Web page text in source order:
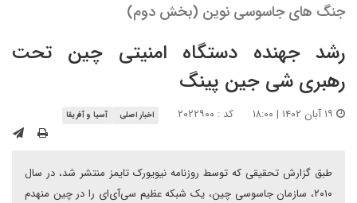
جنگ های جاسوسی نوین (بخش دوم)
رشد جهنده دستگاه امنیتی چین تحت
رهبری شی جین پینگ
کد : ۲۰۲۲۹۰۰ اخبار اصلی آسیا و آفریقا
طبق گزارش تحقیقی که توسط روزنامه نیویورک تایمز منتشر شد، در سال
۲۰۱۰، سازمان جاسوسی چین، یک شبکه عظیم سی‌آی‌ای را در چین منهدم